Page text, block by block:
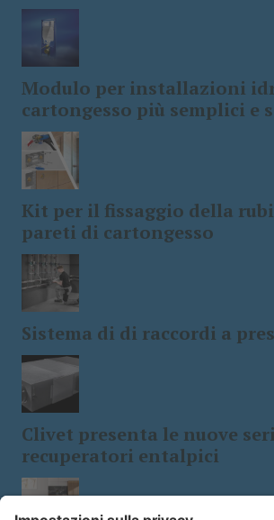
Modulo per installazioni
cartongesso più semplici e
Kit per il fissaggio della
pareti di cartongesso
Sistema di di raccordi a
Clivet presenta le nuove
recuperatori entalpici